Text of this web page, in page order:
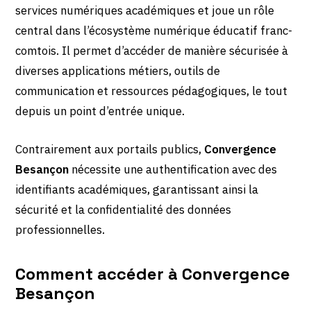
services numériques académiques et joue un rôle
central dans l’écosystème numérique éducatif franc-
comtois. Il permet d’accéder de manière sécurisée à
diverses applications métiers, outils de
communication et ressources pédagogiques, le tout
depuis un point d’entrée unique.
Contrairement aux portails publics, Convergence
Besançon nécessite une authentification avec des
identifiants académiques, garantissant ainsi la
sécurité et la confidentialité des données
professionnelles.
Comment accéder à Convergence
Besançon